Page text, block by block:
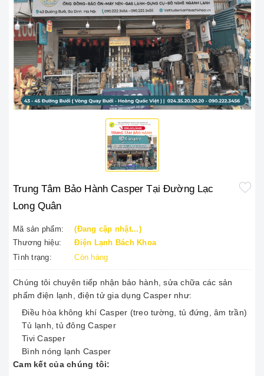
Trung Tâm Bảo Hành Casper Tại Đường Lạc
Long Quân
Mã sản phẩm:
(Đang cập nhật...)
Thương hiệu:
Điện Lạnh Bách Khoa
Tình trạng:
Còn hàng
Chúng tôi chuyên tiếp nhận bảo hành, sửa chữa các sản
phẩm điện lạnh, điện tử gia dụng Casper như:
Điều hòa không khí Casper (treo tường, tủ đứng, âm trần)
Tủ lạnh, tủ đông Casper
Tivi Casper
Bình nóng lạnh Casper
Cam kết của chúng tôi: